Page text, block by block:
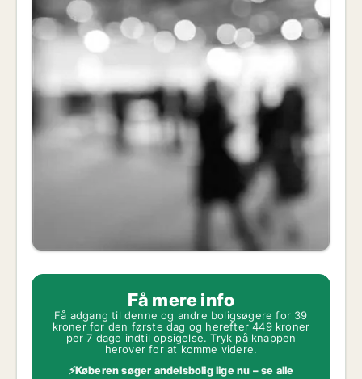
Få mere info
Få adgang til denne og andre boligsøgere for 39
kroner for den første dag og herefter 449 kroner
per 7 dage indtil opsigelse. Tryk på knappen
herover for at komme videre.
⚡Køberen søger andelsbolig lige nu – se alle